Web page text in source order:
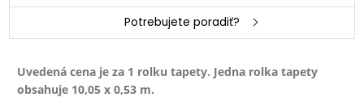
Potrebujete poradiť?
Uvedená cena je za 1 rolku tapety. Jedna rolka tapety
obsahuje 10,05 x 0,53 m.